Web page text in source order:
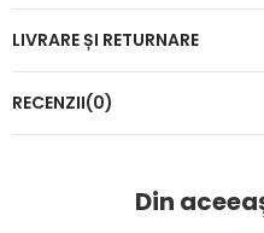
LIVRARE ȘI RETURNARE
RECENZII(0)
Din